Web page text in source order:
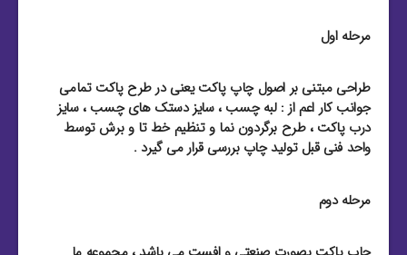
مرحله اول
طراحی مبتنی بر اصول چاپ پاکت یعنی در طرح پاکت تمامی
جوانب کار اعم از : لبه چسب ، سایز دستک های چسب ، سایز
درب پاکت ، طرح برگردون نما و تنظیم خط تا و برش توسط
واحد فنی قبل تولید چاپ بررسی قرار می گیرد .
مرحله دوم